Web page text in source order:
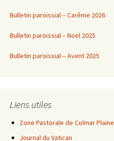
Bulletin paroissial – Carême 2026
Bulletin paroissial – Noël 2025
Bulletin paroissial – Avent 2025
Liens utiles
Zone Pastorale de Colmar Plaine
Journal du Vatican